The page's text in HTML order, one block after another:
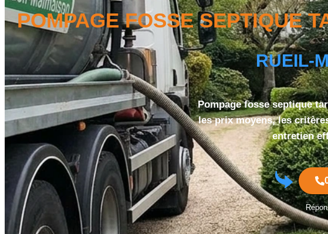
POMPAGE FOSSE SEPTIQUE
RUEIL-
Pompage fosse septique
les prix moyens, les
entretien